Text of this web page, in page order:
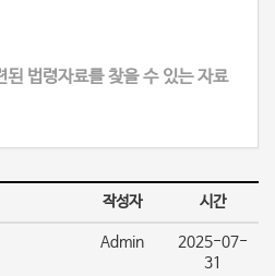
i
된 법령자료를 찾을 수 있는 자료
작성자 시간
Admin
2025-07-
31